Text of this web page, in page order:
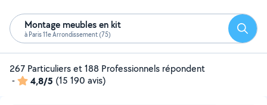
Montage meubles en kit
à Paris 11e Arrondissement (75)
267 Particuliers et 188 Professionnels répondent
-
4,8/5 (15 190 avis)